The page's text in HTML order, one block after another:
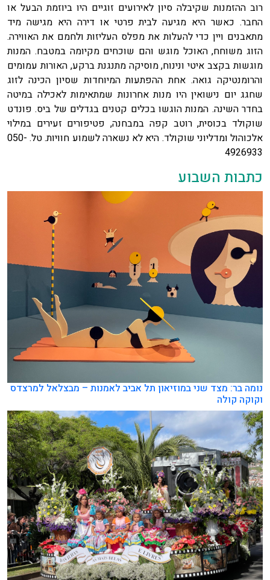
רוב ההזמנות שקיבלה סיון לאירועים זוגיים היו ביוזמת הבעל או
החבר. כאשר היא מגיעה לבית פרטי או דירה היא מגישה מיד
מתאבנים ויין כדי להעלות את מפלס העליזות ולחמם את האווירה.
הזוג משוחח, האוכל מוגש והם שוכחים מקיומה במטבח. המנות
מוגשות בקצב איטי ונינוח, מוסיקה מתנגנת ברקע, האורות עמומים
והרומנטיקה גואה. אחת ההפתעות המיוחדות שסיון הכינה לזוג
שחגג יום נישואין היו מנות אחרונות שמתאימות לאכילה במיטה
בחדר השינה. המנות הוגשו בכלים קטנים בגדלים של ביס. פונדט
שוקולד בכוסית, רוטב קפה במבחנה, פטיפורים זעירים במילוי
אלכוהול ומדליוני שוקולד. היא לא נשארה לשמוע חוויות. טל. 050-
4926933
כתבות השבוע
נומה בר: מצד שני במוזיאון תל אביב לאמנות – מבצלאל למרצדס
וקוקה קולה